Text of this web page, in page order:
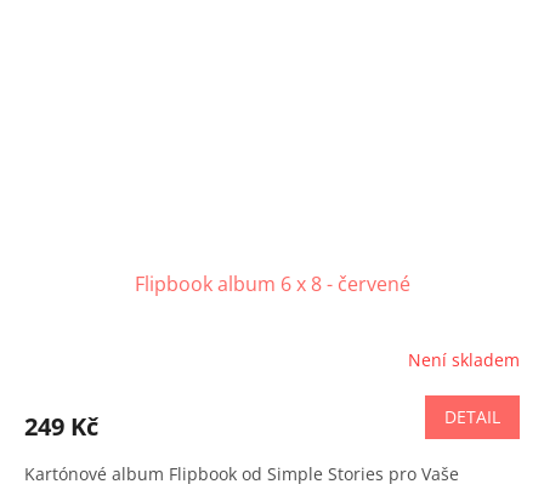
Flipbook album 6 x 8 - červené
Není skladem
249 Kč DETAIL
Kartónové album Flipbook od Simple Stories pro Vaše